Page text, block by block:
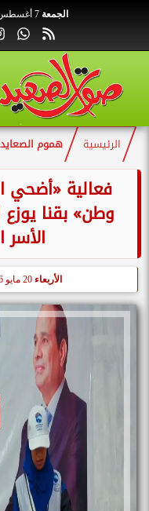
الجمعة 7 أغسطس 2026
الرئيسية هموم
وطن» بقنا
الأسر
الأربعاء 20 مايو 2026